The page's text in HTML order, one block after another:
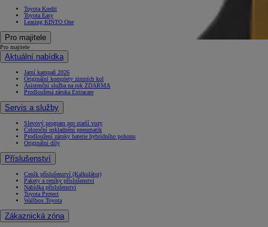
Toyota Kredit
Toyota Easy
Leasing KINTO One
Pro majitele
Pro majitele
Aktuální nabídka
Jarní kampaň 2026
Originální komplety zimních kol
Asistenční služba na rok ZDARMA
Prodloužená záruka Extracare
Servis a služby
Slevový program pro starší vozy
Celoroční uskladnění pneumatik
Prodloužení záruky baterie hybridního pohonu
Originální díly
Příslušenství
Ceník příslušenství (Kalkulátor)
Pakety a ceníky příslušenství
Nabídka příslušenství
Toyota Protect
Wallbox Toyota
Zákaznická zóna